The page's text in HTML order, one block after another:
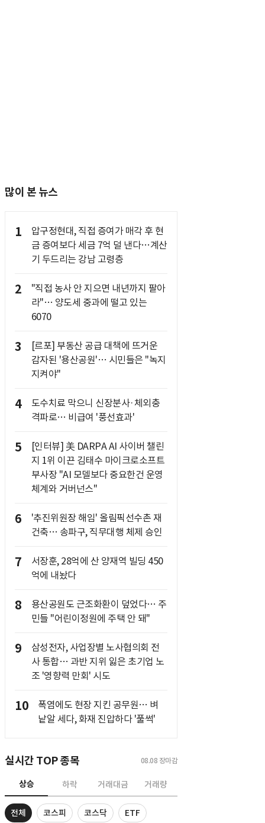
많이 본 뉴스
1
압구정현대, 직접 증여가 매각 후 현
금 증여보다 세금 7억 덜 낸다…계산
기 두드리는 강남 고령층
2
"직접 농사 안 지으면 내년까지 팔아
라"… 양도세 중과에 떨고 있는
6070
3
[르포] 부동산 공급 대책에 뜨거운
감자된 '용산공원'… 시민들은 "녹지
지켜야"
4
도수치료 막으니 신장분사·체외충
격파로… 비급여 '풍선효과'
5
[인터뷰] 美 DARPA AI 사이버 챌린
지 1위 이끈 김태수 마이크로소프트
부사장 "AI 모델보다 중요한건 운영
체계와 거버넌스"
6
'추진위원장 해임' 올림픽선수촌 재
건축… 송파구, 직무대행 체제 승인
7
서장훈, 28억에 산 양재역 빌딩 450
억에 내놨다
8
용산공원도 근조화환이 덮었다… 주
민들 "어린이정원에 주택 안 돼"
9
삼성전자, 사업장별 노사협의회 전
사 통합… 과반 지위 잃은 초기업 노
조 '영향력 만회' 시도
10
폭염에도 현장 지킨 공무원… 벼
낱알 세다, 화재 진압하다 '풀썩'
실시간 TOP 종목 08.08 장마감
상승 하락 거래대금 거래량
전체 코스피 코스닥 ETF